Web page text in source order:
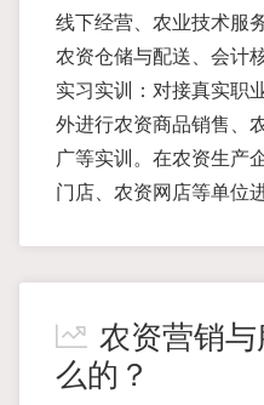
线下经营、农业技术服
农资仓储与配送、会计核
实习实训：对接真实职
外进行农资商品销售、
广等实训。在农资生产
门店、农资网店等单位
农资营销
么的？